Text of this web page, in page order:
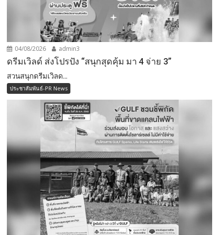
04/08/2026 admin3
ดรีมเวิลด์ ส่งโปรปัง “สนุกสุดคุ้ม มา 4 จ่าย 3”
สวนสนุกดรีมเวิลด...
ประชาสัมพันธ์-PR News